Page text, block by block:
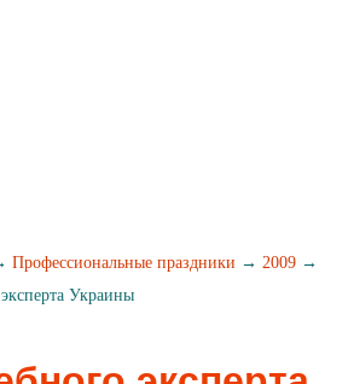
Профессиональные праздники → 2009 →
Украины